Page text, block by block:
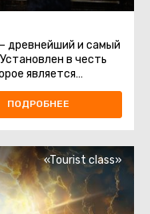
древнейший и самый
в честь
является
ПОДРОБНЕЕ
«Tourist class»